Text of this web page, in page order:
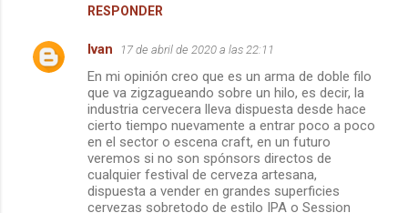
RESPONDER
Ivan 17 de abril de 2020 a las 22:11
En mi opinión creo que es un arma de doble filo
que va zigzagueando sobre un hilo, es decir, la
industria cervecera lleva dispuesta desde hace
cierto tiempo nuevamente a entrar poco a poco
en el sector o escena craft, en un futuro
veremos si no son spónsors directos de
cualquier festival de cerveza artesana,
dispuesta a vender en grandes superficies
cervezas sobretodo de estilo IPA o Session